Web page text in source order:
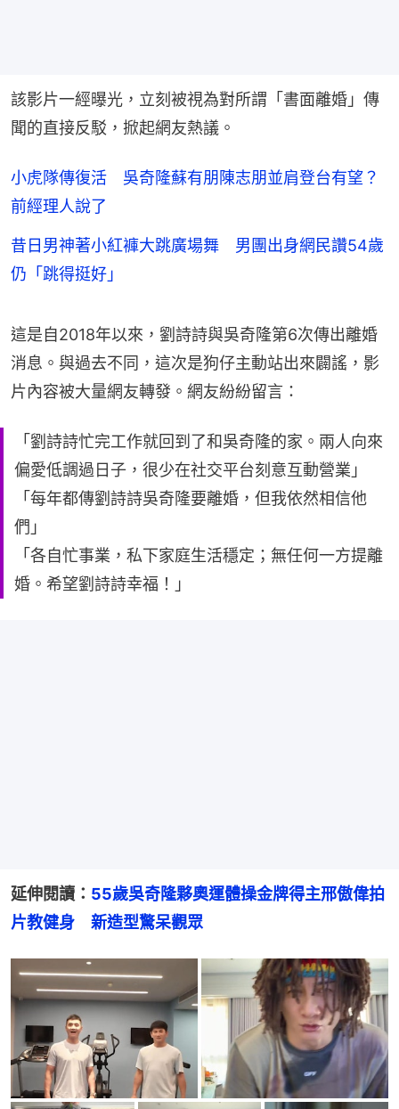
該影片一經曝光，立刻被視為對所謂「書面離婚」傳
聞的直接反駁，掀起網友熱議。
小虎隊傳復活 吳奇隆蘇有朋陳志朋並肩登台有望？
前經理人說了
昔日男神著小紅褲大跳廣場舞 男團出身網民讚54歲
仍「跳得挺好」
這是自2018年以來，劉詩詩與吳奇隆第6次傳出離婚
消息。與過去不同，這次是狗仔主動站出來闢謠，影
片內容被大量網友轉發。網友紛紛留言：
「劉詩詩忙完工作就回到了和吳奇隆的家。兩人向來
偏愛低調過日子，很少在社交平台刻意互動營業」
「每年都傳劉詩詩吳奇隆要離婚，但我依然相信他
們」
「各自忙事業，私下家庭生活穩定；無任何一方提離
婚。希望劉詩詩幸福！」
延伸閱讀： 55歲吳奇隆夥奧運體操金牌得主邢傲偉拍
片教健身　新造型驚呆觀眾